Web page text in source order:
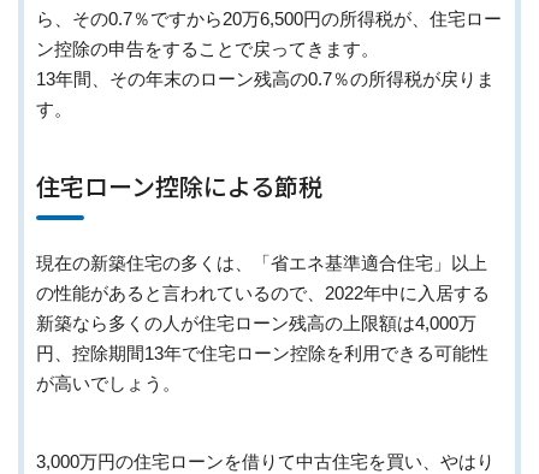
ら、その0.7％ですから20万6,500円の所得税が、住宅ロー
ン控除の申告をすることで戻ってきます。
13年間、その年末のローン残高の0.7％の所得税が戻りま
す。
住宅ローン控除による節税
現在の新築住宅の多くは、「省エネ基準適合住宅」以上
の性能があると言われているので、2022年中に入居する
新築なら多くの人が住宅ローン残高の上限額は4,000万
円、控除期間13年で住宅ローン控除を利用できる可能性
が高いでしょう。
3,000万円の住宅ローンを借りて中古住宅を買い、やはり